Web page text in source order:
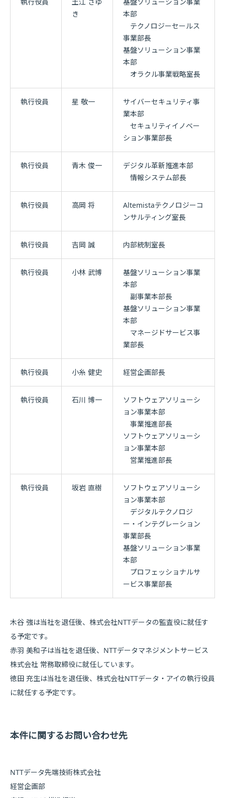
き
本部
テクノロジーセールス
事業部長
基盤ソリューション事業
本部
オラクル事業戦略室長
執行役員 星 敬一
サイバーセキュリティ事
業本部
セキュリティイノベー
ション事業部長
執行役員 青木 俊一
デジタル革新推進本部
情報システム部長
執行役員 高岡 将
Altemistaテクノロジーコ
ンサルティング室長
執行役員 吉岡 誠 内部統制室長
執行役員 小林 武博
基盤ソリューション事業
本部
副事業本部長
基盤ソリューション事業
本部
マネージドサービス事
業部長
執行役員 小糸 健史 経営企画部長
執行役員 石川 博一
ソフトウェアソリューシ
ョン事業本部
事業推進部長
ソフトウェアソリューシ
ョン事業本部
営業推進部長
執行役員 坂岩 直樹
ソフトウェアソリューシ
ョン事業本部
デジタルテクノロジ
ー・インテグレーション
事業部長
基盤ソリューション事業
本部
プロフェッショナルサ
ービス事業部長
木谷 強は当社を退任後、株式会社NTTデータの監査役に就任す
る予定です。
赤羽 美和子は当社を退任後、NTTデータマネジメントサービス
株式会社 常務取締役に就任しています。
徳田 充生は当社を退任後、株式会社NTTデータ・アイの執行役員
に就任する予定です。
本件に関するお問い合わせ先
NTTデータ先端技術株式会社
経営企画部